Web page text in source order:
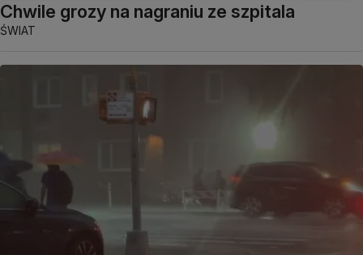
Chwile grozy na nagraniu ze szpitala
ŚWIAT